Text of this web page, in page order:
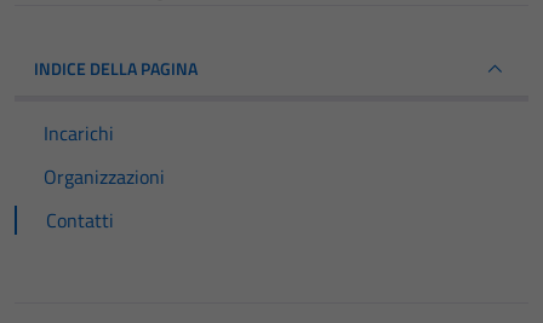
INDICE DELLA PAGINA
Incarichi
Organizzazioni
Contatti